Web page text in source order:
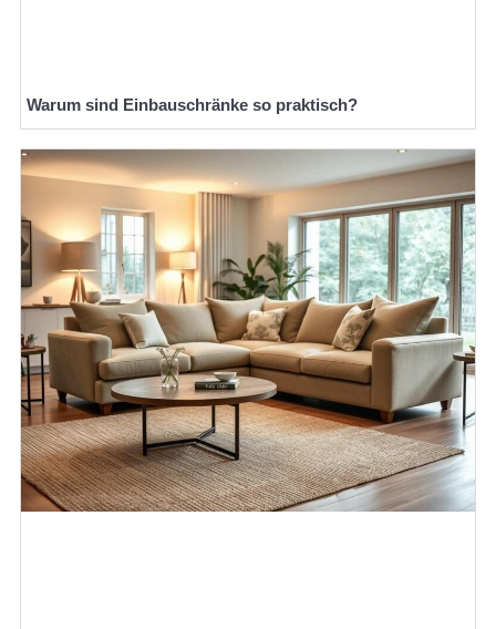
Warum sind Einbauschränke so praktisch?